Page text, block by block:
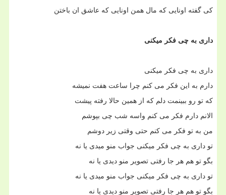
کی گفته اونایی که مال همن اونایی که عاشق ان باختن
داری به چی فکر میکنی
داری به چی فکر میکنی
دارم به این فکر می کنم چرا ساعت هفت نمیشه
که تو رو ببینمت دلم که از همین حالا رفته پیشت
الانم دارم فکر می کنم واسه شب چی بپوشم
من به تو فکر می کنم حتی وقتی زیر دوشم
تو داری به چی فکر میکنی جواب منو میدی یا نه
بگو تو هم هر جا رفتی تصویر منو دیدی یا نه
تو داری به چی فکر میکنی جواب منو میدی یا نه
بگو تو هم هر جا رفتی تصویر منو دیدی یا نه